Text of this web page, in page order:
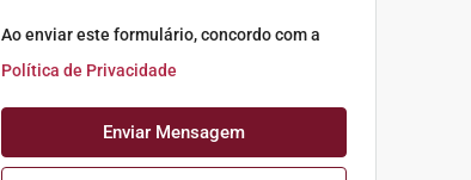
Ao enviar este formulário, concordo com a
Política de Privacidade
Enviar Mensagem